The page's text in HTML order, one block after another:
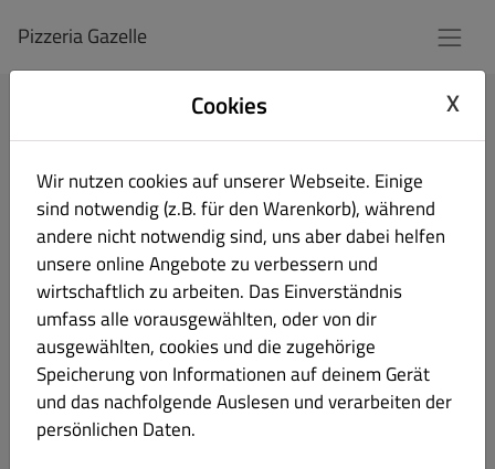
Pizzeria Gazelle
Anmelden
E-Mail-Adresse
Passwort
Angemeldet bleiben
Passwort vergessen?
Cookies X
Wir nutzen cookies auf unserer Webseite. Einige
sind notwendig (z.B. für den Warenkorb), während
andere nicht notwendig sind, uns aber dabei helfen
unsere online Angebote zu verbessern und
wirtschaftlich zu arbeiten. Das Einverständnis
umfass alle vorausgewählten, oder von dir
ausgewählten, cookies und die zugehörige
Speicherung von Informationen auf deinem Gerät
und das nachfolgende Auslesen und verarbeiten der
persönlichen Daten.